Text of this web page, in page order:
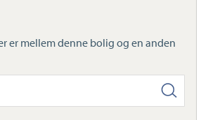
er mellem denne bolig og en anden